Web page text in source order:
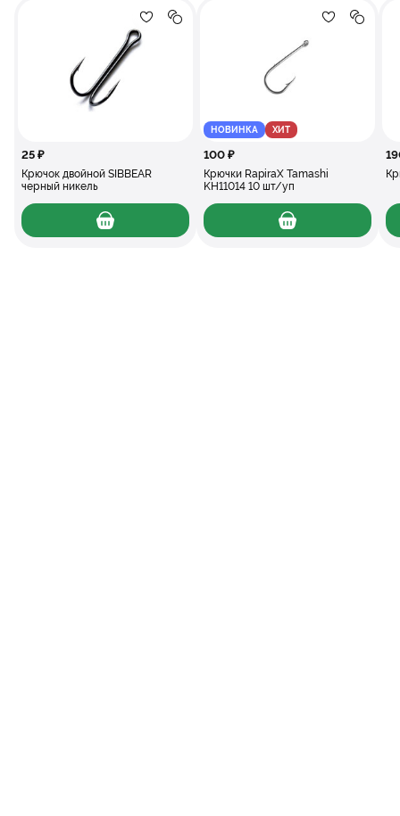
Добавление в избранное
Добавление в сравнение
25 ₽
Крючок двойной SIBBEAR
черный никель
НОВИНКА ХИТ
100 ₽
Крючки RapiraX Tamashi
KH11014 10 шт/уп